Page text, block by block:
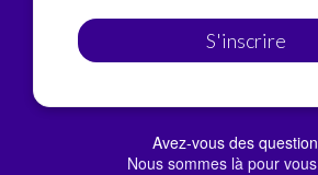
S'inscrire
Avez-vous des
Nous sommes là pour